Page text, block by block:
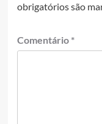
obrigatórios são
Comentário *